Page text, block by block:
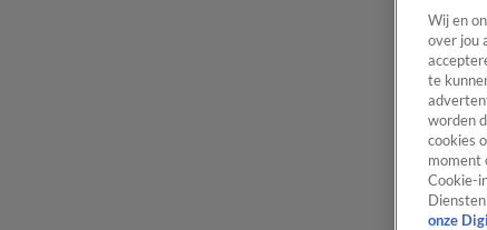
Wij en
over jou
te
worden
cookies
moment
Cookie-
onze